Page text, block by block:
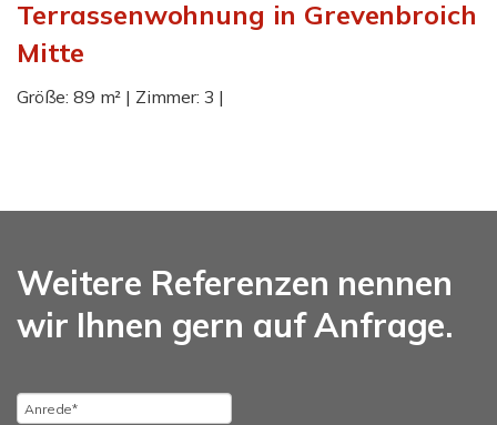
Terrassenwohnung in Grevenbroich
Mitte
Größe: 89 m² | Zimmer: 3 |
Weitere Referenzen nennen
wir Ihnen gern auf Anfrage.